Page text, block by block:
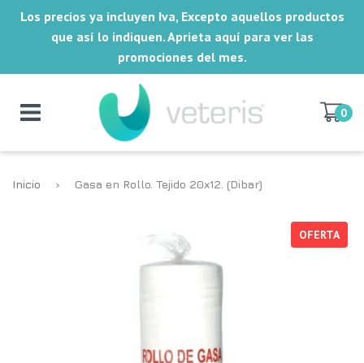
Los precios ya incluyen Iva, Excepto aquellos productos
que así lo indiquen. Aprieta aquí para ver las
promociones del mes.
0
Inicio › Gasa en Rollo. Tejido 20x12. (Dibar)
OFERTA